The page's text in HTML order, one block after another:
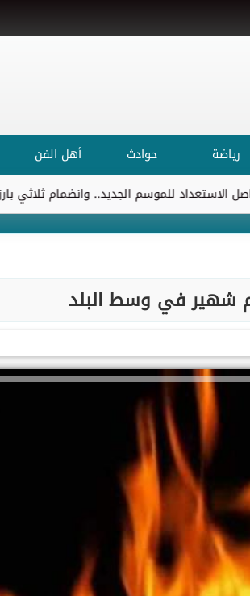
رياضة حوادث أهل الفن
للموسم الجديد.. وانضمام ثلاثي بارز للتدريبات
شهير في وسط البلد